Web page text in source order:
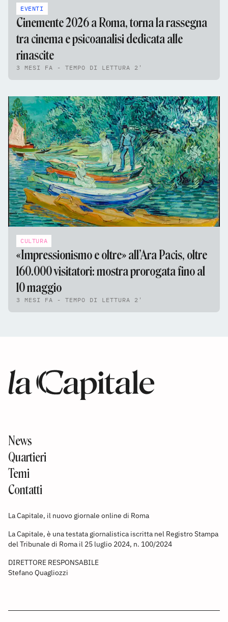
EVENTI
Cinemente 2026 a Roma, torna la rassegna
tra cinema e psicoanalisi dedicata alle
rinascite
3 MESI FA - TEMPO DI LETTURA 2'
CULTURA
«Impressionismo e oltre» all’Ara Pacis, oltre
160.000 visitatori: mostra prorogata fino al
10 maggio
3 MESI FA - TEMPO DI LETTURA 2'
News
Quartieri
Temi
Contatti
La Capitale, il nuovo giornale online di Roma
La Capitale, è una testata giornalistica iscritta nel Registro Stampa
del Tribunale di Roma il 25 luglio 2024, n. 100/2024
DIRETTORE RESPONSABILE
Stefano Quagliozzi